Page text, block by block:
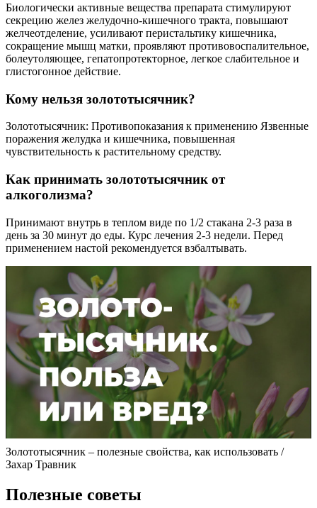
Биологически активные вещества препарата стимулируют
секрецию желез желудочно-кишечного тракта, повышают
желчеотделение, усиливают перистальтику кишечника,
сокращение мышц матки, проявляют противовоспалительное,
болеутоляющее, гепатопротекторное, легкое слабительное и
глистогонное действие.
Кому нельзя золототысячник?
Золототысячник: Противопоказания к применению Язвенные
поражения желудка и кишечника, повышенная
чувствительность к растительному средству.
Как принимать золототысячник от
алкоголизма?
Принимают внутрь в теплом виде по 1/2 стакана 2-3 раза в
день за 30 минут до еды. Курс лечения 2-3 недели. Перед
применением настой рекомендуется взбалтывать.
Золототысячник – полезные свойства, как использовать /
Захар Травник
Полезные советы